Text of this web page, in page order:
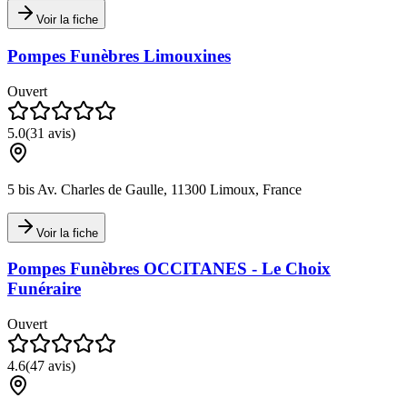
Voir la fiche
Pompes Funèbres Limouxines
Ouvert
5.0(31 avis)
5 bis Av. Charles de Gaulle, 11300 Limoux, France
Voir la fiche
Pompes Funèbres OCCITANES - Le Choix
Funéraire
Ouvert
4.6(47 avis)